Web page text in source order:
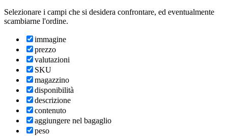
Selezionare i campi che si desidera confrontare, ed eventualmente
scambiarne l'ordine.
immagine
prezzo
valutazioni
SKU
magazzino
disponibilità
descrizione
contenuto
aggiungere nel bagaglio
peso